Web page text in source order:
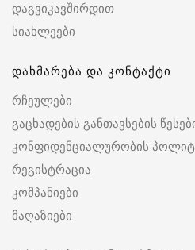
დაგვიკავშირდით
სიახლეები
დახმარება და კონტაქტი
რჩეულები
გაცხადების განთავსების
კონფიდენციალურობის
რეგისტრაცია
კომპანიები
მაღაზიები